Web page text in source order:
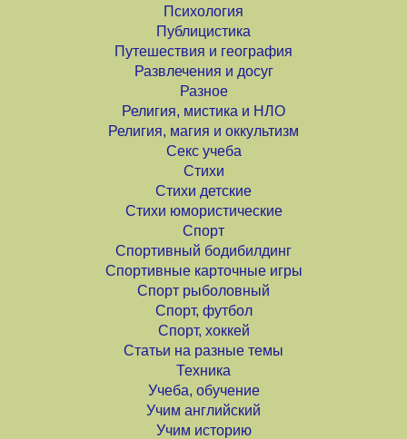
Психология
Публицистика
Путешествия и география
Развлечения и досуг
Разное
Религия, мистика и НЛО
Религия, магия и оккультизм
Секс учеба
Стихи
Стихи детские
Стихи юмористические
Спорт
Спортивный бодибилдинг
Спортивные карточные игры
Спорт рыболовный
Спорт, футбол
Спорт, хоккей
Статьи на разные темы
Техника
Учеба, обучение
Учим английский
Учим историю